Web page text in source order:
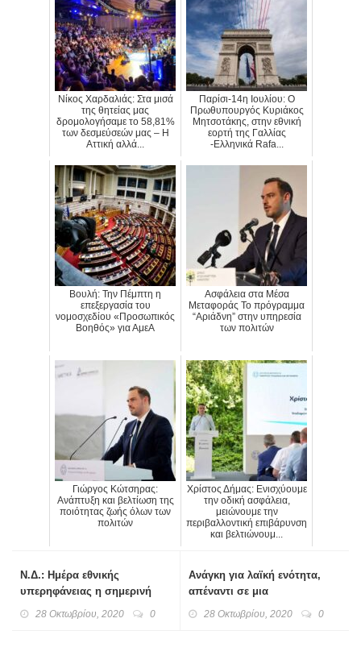
Νίκος Χαρδαλιάς: Στα μισά
της θητείας μας
δρομολογήσαμε το 58,81%
των δεσμεύσεών μας – Η
Αττική αλλά...
Παρίσι-14η Ιουλίου: Ο
Πρωθυπουργός Κυριάκος
Μητσοτάκης, στην εθνική
εορτή της Γαλλίας
-Ελληνικά Rafa...
Βουλή: Την Πέμπτη η
επεξεργασία του
νομοσχεδίου «Προσωπικός
Βοηθός» για ΑμεΑ
Ασφάλεια στα Μέσα
Μεταφοράς Το πρόγραμμα
“Αριάδνη” στην υπηρεσία
των πολιτών
Γιώργος Κώτσηρας:
Ανάπτυξη και βελτίωση της
ποιότητας ζωής όλων των
πολιτών
Χρίστος Δήμας: Ενισχύουμε
την οδική ασφάλεια,
μειώνουμε την
περιβαλλοντική επιβάρυνση
και βελτιώνουμ...
Ν.Δ.: Ημέρα εθνικής
υπερηφάνειας η σημερινή
28 Οκτωβρίου, 2020 0
Ανάγκη για λαϊκή ενότητα,
απέναντι σε μια
ψευδεπίγραφη «εθνική
28 Οκτωβρίου, 2020 0